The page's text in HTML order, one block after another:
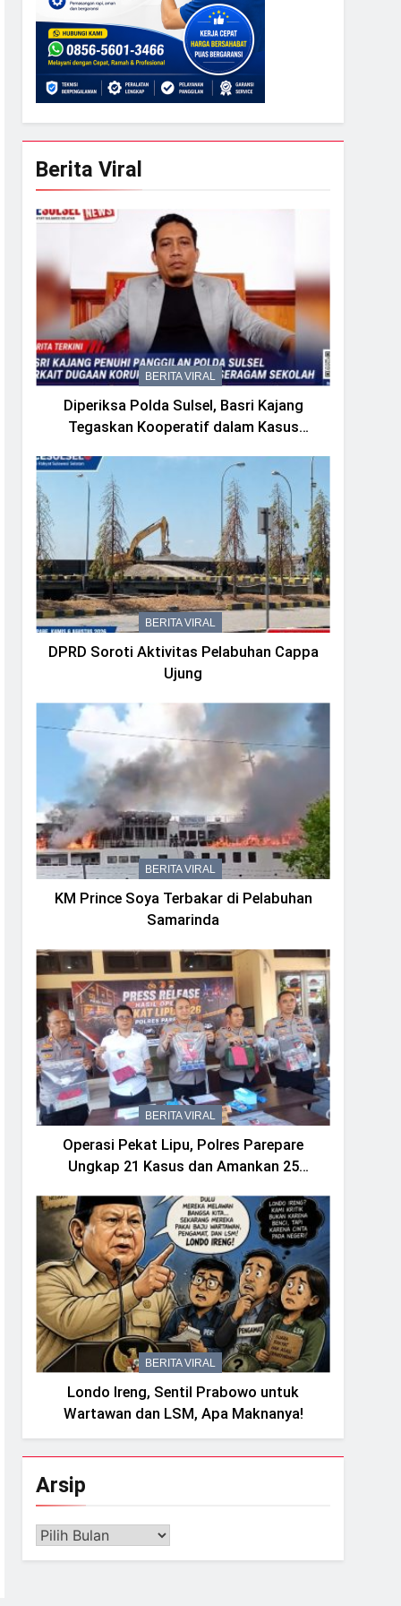
Berita Viral
BERITA VIRAL
Diperiksa Polda Sulsel, Basri Kajang
Tegaskan Kooperatif dalam Kasus
BERITA VIRAL
DPRD Soroti Aktivitas Pelabuhan Cappa
Ujung
BERITA VIRAL
KM Prince Soya Terbakar di Pelabuhan
Samarinda
BERITA VIRAL
Operasi Pekat Lipu, Polres Parepare
Ungkap 21 Kasus dan Amankan 25
BERITA VIRAL
Londo Ireng, Sentil Prabowo untuk
Wartawan dan LSM, Apa Maknanya!
Arsip
Arsip